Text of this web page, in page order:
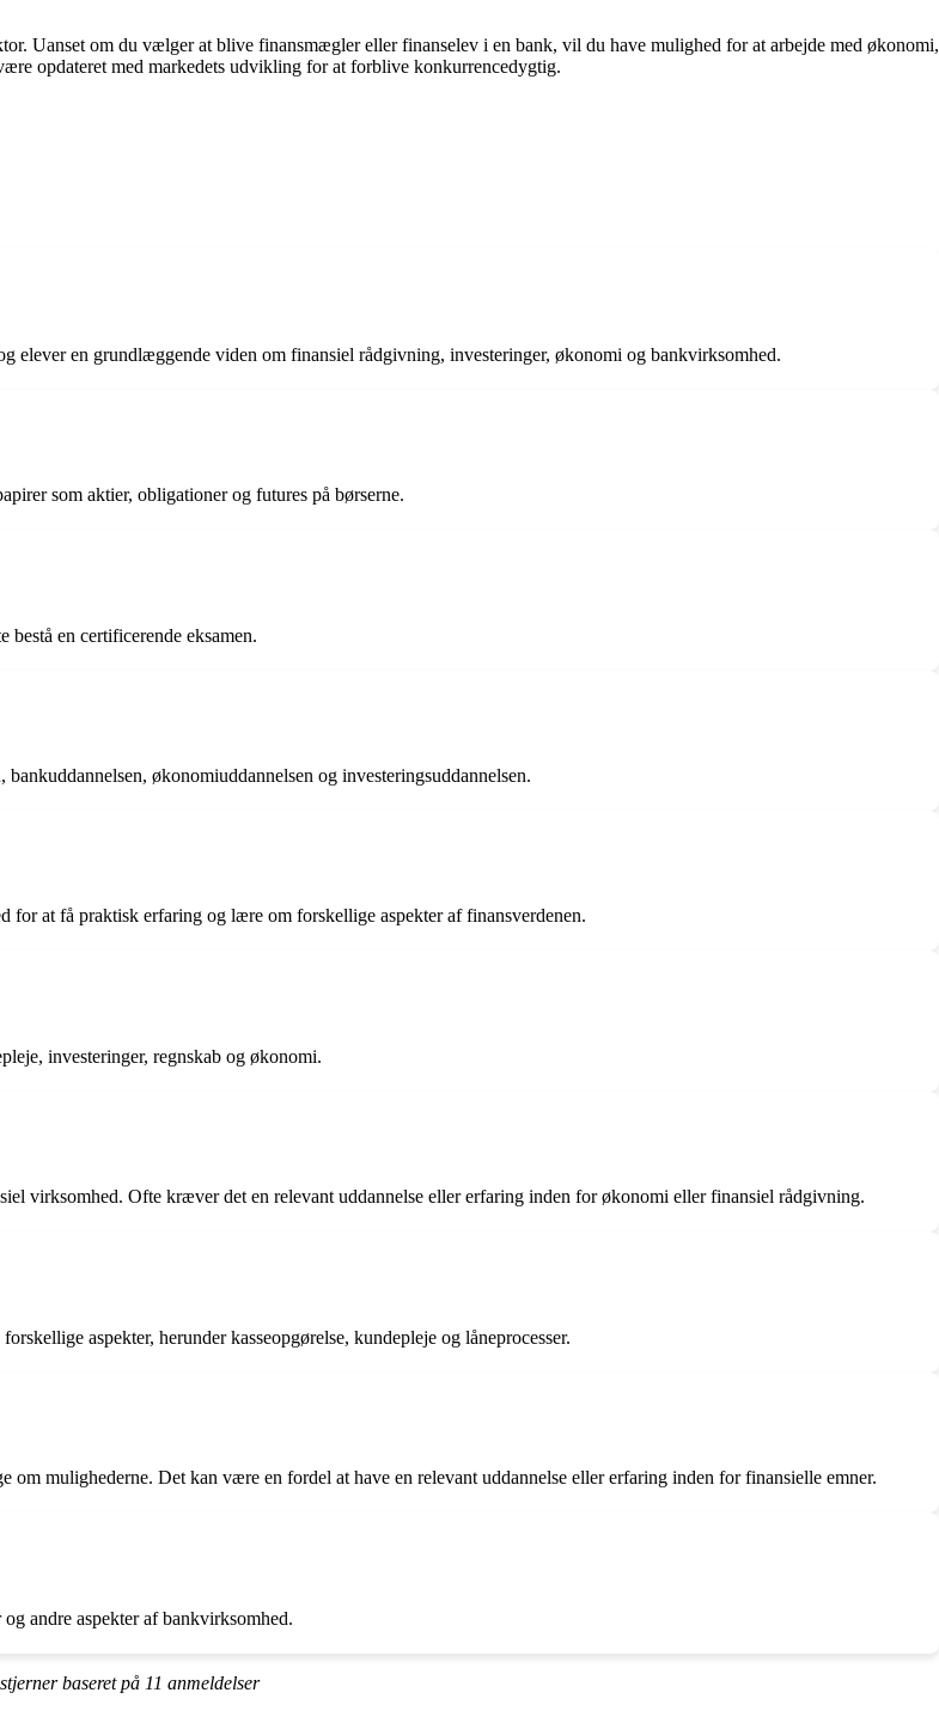
Uanset om du vælger at blive finansmægler eller finanselev i en bank, vil du have mulighed for at arbejde med økonomi,
opdateret med markedets udvikling for at forblive konkurrencedygtig.
elever en grundlæggende viden om finansiel rådgivning, investeringer, økonomi og bankvirksomhed.
som aktier, obligationer og futures på børserne.
en certificerende eksamen.
økonomiuddannelsen og investeringsuddannelsen.
for at få praktisk erfaring og lære om forskellige aspekter af finansverdenen.
investeringer, regnskab og økonomi.
virksomhed. Ofte kræver det en relevant uddannelse eller erfaring inden for økonomi eller finansiel rådgivning.
aspekter, herunder kasseopgørelse, kundepleje og låneprocesser.
mulighederne. Det kan være en fordel at have en relevant uddannelse eller erfaring inden for finansielle emner.
andre aspekter af bankvirksomhed.
stjerner baseret på 11 anmeldelser